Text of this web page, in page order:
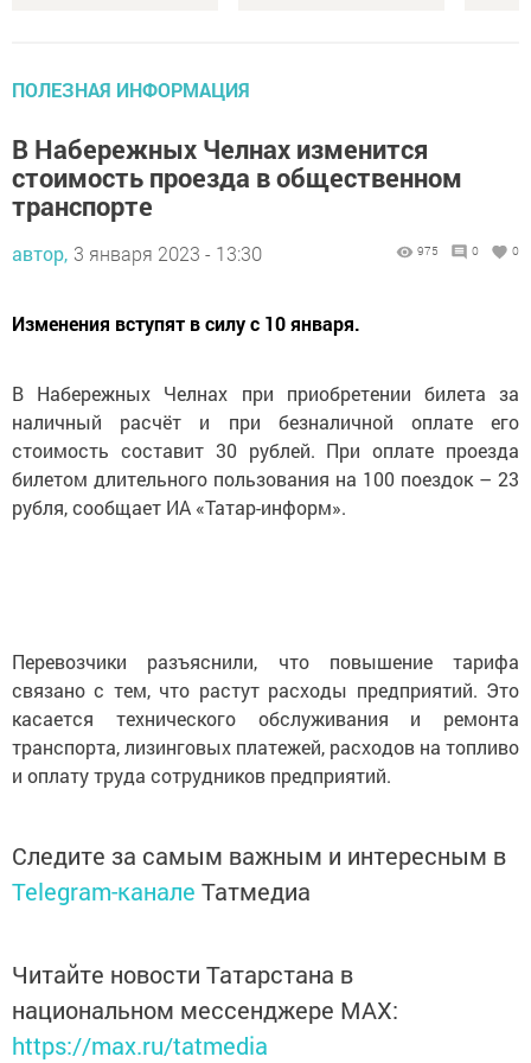
ПОЛЕЗНАЯ ИНФОРМАЦИЯ
В Набережных Челнах изменится
стоимость проезда в общественном
транспорте
автор, 3 января 2023 - 13:30 975 0 0
Изменения вступят в силу с 10 января.
В Набережных Челнах при приобретении билета за
наличный расчёт и при безналичной оплате его
стоимость составит 30 рублей. При оплате проезда
билетом длительного пользования на 100 поездок – 23
рубля, сообщает ИА «Татар-информ».
Перевозчики разъяснили, что повышение тарифа
связано с тем, что растут расходы предприятий. Это
касается технического обслуживания и ремонта
транспорта, лизинговых платежей, расходов на топливо
и оплату труда сотрудников предприятий.
Следите за самым важным и интересным в
Telegram-канале Татмедиа
Читайте новости Татарстана в
национальном мессенджере MАХ:
https://max.ru/tatmedia